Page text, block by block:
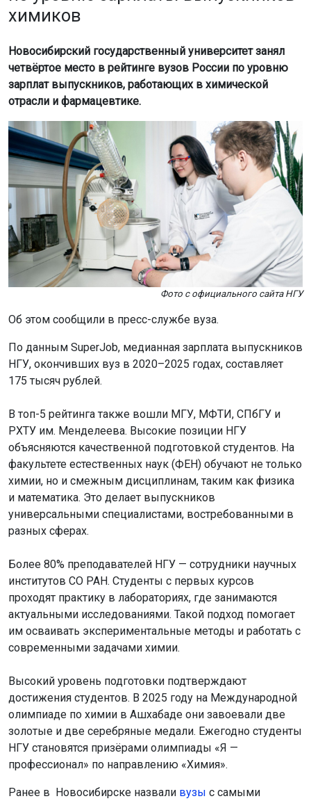
химиков
Новосибирский государственный университет занял
четвёртое место в рейтинге вузов России по уровню
зарплат выпускников, работающих в химической
отрасли и фармацевтике.
Фото с официального сайта НГУ
Об этом сообщили в пресс-службе вуза.
По данным SuperJob, медианная зарплата выпускников
НГУ, окончивших вуз в 2020–2025 годах, составляет
175 тысяч рублей.
В топ-5 рейтинга также вошли МГУ, МФТИ, СПбГУ и
РХТУ им. Менделеева. Высокие позиции НГУ
объясняются качественной подготовкой студентов. На
факультете естественных наук (ФЕН) обучают не только
химии, но и смежным дисциплинам, таким как физика
и математика. Это делает выпускников
универсальными специалистами, востребованными в
разных сферах.
Более 80% преподавателей НГУ — сотрудники научных
институтов СО РАН. Студенты с первых курсов
проходят практику в лабораториях, где занимаются
актуальными исследованиями. Такой подход помогает
им осваивать экспериментальные методы и работать с
современными задачами химии.
Высокий уровень подготовки подтверждают
достижения студентов. В 2025 году на Международной
олимпиаде по химии в Ашхабаде они завоевали две
золотые и две серебряные медали. Ежегодно студенты
НГУ становятся призёрами олимпиады «Я —
профессионал» по направлению «Химия».
Ранее в Новосибирске назвали вузы с самыми